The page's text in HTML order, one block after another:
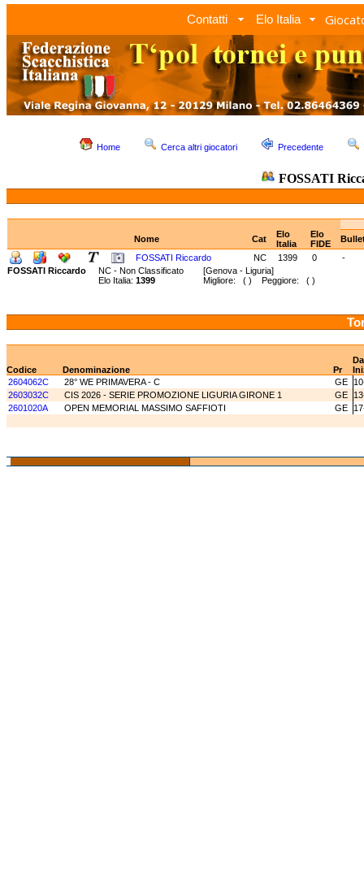
Contatti Elo Italia
Home Cerca altri giocatori Precedente
FOSSATI
Nome Cat
Elo
Italia
Elo
FIDE
FOSSATI Riccardo
NC 1399 0
-
FOSSATI Riccardo
NC - Non Classificato [Genova - Liguria]
Elo Italia: 1399 Migliore: ( ) Peggiore: ( )
Codice
Denominazione Pr
2604062C
28° WE PRIMAVERA - C GE
2603032C
CIS 2026 - SERIE PROMOZIONE LIGURIA GIRONE 1 GE
2601020A
OPEN MEMORIAL MASSIMO SAFFIOTI GE